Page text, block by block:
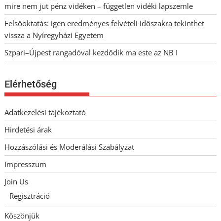
mire nem jut pénz vidéken – független vidéki lapszemle
Felsőoktatás: igen eredményes felvételi időszakra tekinthet
vissza a Nyíregyházi Egyetem
Szpari–Újpest rangadóval kezdődik ma este az NB I
Elérhetőség
Adatkezelési tájékoztató
Hirdetési árak
Hozzászólási és Moderálási Szabályzat
Impresszum
Join Us
Regisztráció
Köszönjük